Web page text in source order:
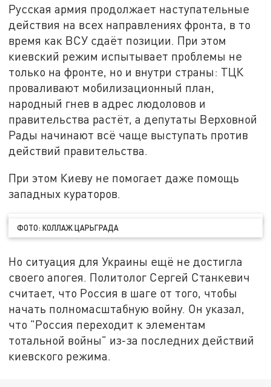
Русская армия продолжает наступательные
действия на всех направлениях фронта, в то
время как ВСУ сдаёт позиции. При этом
киевский режим испытывает проблемы не
только на фронте, но и внутри страны: ТЦК
проваливают мобилизационный план,
народный гнев в адрес людоловов и
правительства растёт, а депутаты Верховной
Рады начинают всё чаще выступать против
действий правительства.
При этом Киеву не помогает даже помощь
западных кураторов.
ФОТО: КОЛЛАЖ ЦАРЬГРАДА
Но ситуация для Украины ещё не достигла
своего апогея. Политолог Сергей Станкевич
считает, что Россия в шаге от того, чтобы
начать полномасштабную войну. Он указал,
что "Россия переходит к элементам
тотальной войны" из-за последних действий
киевского режима.